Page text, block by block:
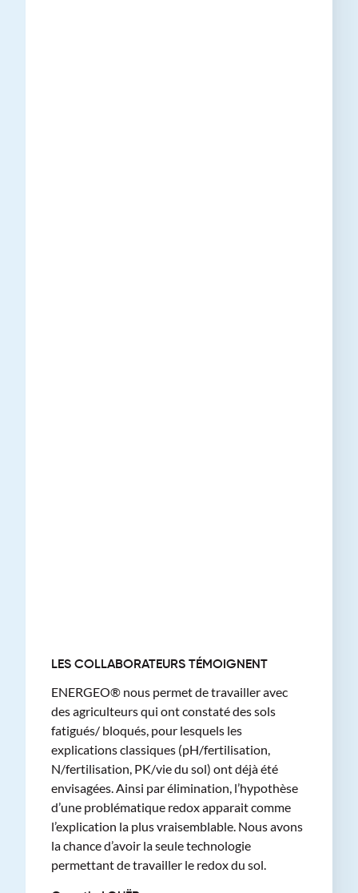
LES COLLABORATEURS TÉMOIGNENT
ENERGEO® nous permet de travailler avec
des agriculteurs qui ont constaté des sols
fatigués/ bloqués, pour lesquels les
explications classiques (pH/fertilisation,
N/fertilisation, PK/vie du sol) ont déjà été
envisagées. Ainsi par élimination, l’hypothèse
d’une problématique redox apparait comme
l’explication la plus vraisemblable. Nous avons
la chance d’avoir la seule technologie
permettant de travailler le redox du sol.